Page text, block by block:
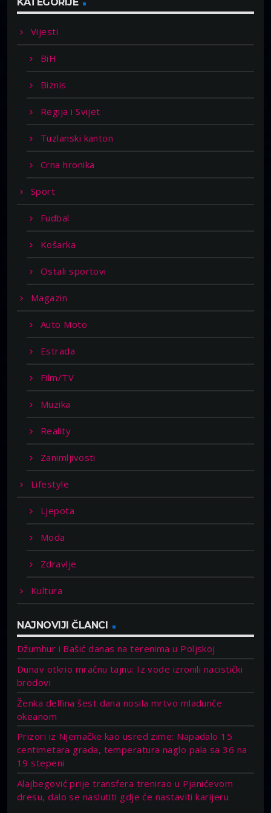
Vijesti
BiH
Biznis
Regija i Svijet
Tuzlanski kanton
Crna hronika
Sport
Fudbal
Košarka
Ostali sportovi
Magazin
Auto Moto
Estrada
Film/TV
Muzika
Reality
Zanimljivosti
Lifestyle
Ljepota
Moda
Zdravlje
Kultura
NAJNOVIJI ČLANCI
Džumhur i Bašić danas na terenima u Poljskoj
Dunav otkrio mračnu tajnu: Iz vode izronili nacistički
brodovi
Ženka delfina šest dana nosila mrtvo mladunče
okeanom
Prizori iz Njemačke kao usred zime: Napadalo 15
centimetara grada, temperatura naglo pala sa 36 na
19 stepeni
Alajbegović prije transfera trenirao u Pjanićevom
dresu, dalo se naslutiti gdje će nastaviti karijeru